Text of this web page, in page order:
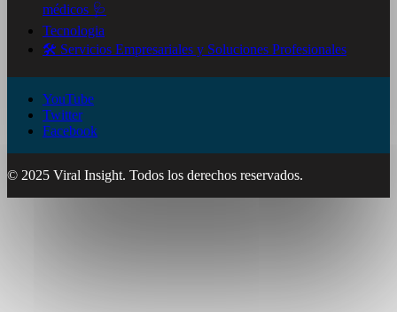
médicos 🩺
Tecnologia
🛠️ Servicios Empresariales y Soluciones Profesionales
YouTube
Twitter
Facebook
© 2025 Viral Insight. Todos los derechos reservados.